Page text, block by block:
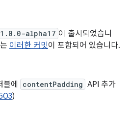
alpha17 이 출시되었습니
이러한 커밋이 포함되어 있습니다.
블에 contentPadding API 추가
)